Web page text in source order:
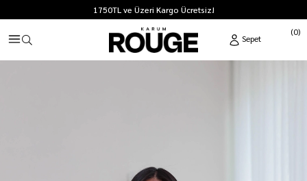
1750TL ve Üzeri Kargo Ücretsiz!
0